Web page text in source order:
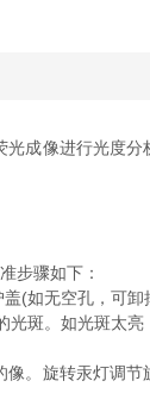
成像进行光度分
步骤如下：
如无空孔，可卸
光斑。如光斑太
。旋转汞灯调节